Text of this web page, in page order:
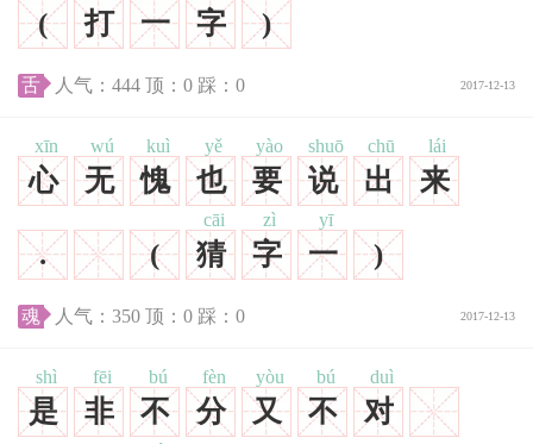
( 打 一 字 )
2017-12-13
舌 人气： 444 顶： 0 踩： 0
心
xīn
无
wú
愧
kuì
也
yě
要
yào
说
shuō
出
chū
来
lái
. ( 猜
cāi
字
zì
一
yī
)
2017-12-13
魂 人气： 350 顶： 0 踩： 0
是
shì
非
fēi
不
bú
分
fèn
又
yòu
不
bú
对
duì